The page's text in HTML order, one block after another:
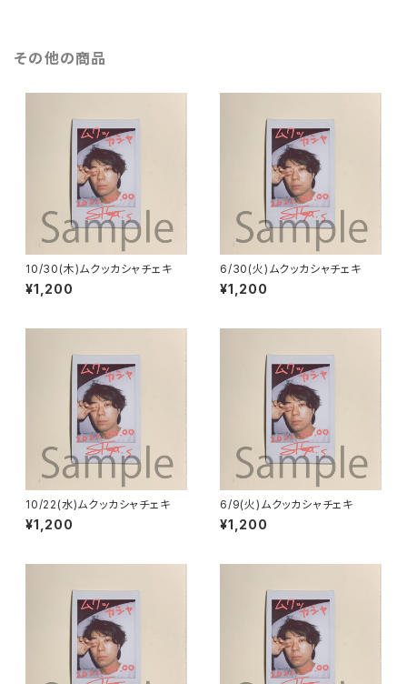
その他の商品
10/30(木)ムクッカシャチェキ
¥1,200
6/30(火)ムクッカシャチェキ
¥1,200
10/22(水)ムクッカシャチェキ
¥1,200
6/9(火)ムクッカシャチェキ
¥1,200